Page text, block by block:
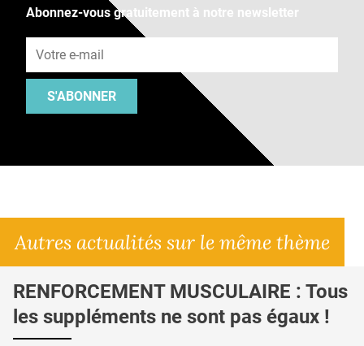
Abonnez-vous gratuitement à notre newsletter
S'ABONNER
Autres actualités sur le même thème
RENFORCEMENT MUSCULAIRE : Tous
les suppléments ne sont pas égaux !